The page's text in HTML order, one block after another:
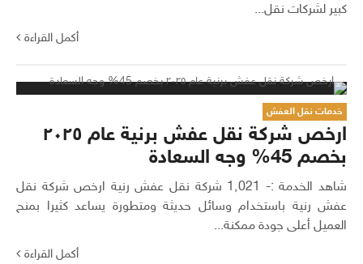
كبير لشركات نقل...
أكمل القراءة
خدمات نقل العفش
ارخص شركة نقل عفش برنية عام ٢٠٢٥
بخصم 45% وجه السعادة
شاهد الخدمة :- 1٬021 شركة نقل عفش رنية ارخص شركة نقل
عفش رنية باستخدام وسائل حديثة ومتطورة يساعد كثيرا بمنح
العميل أعلى جودة ممكنة...
أكمل القراءة